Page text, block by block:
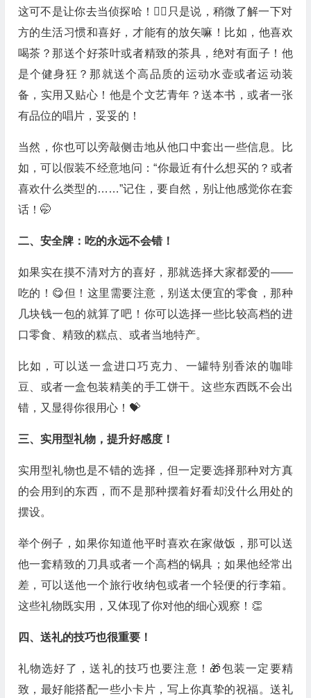
这可不是让你去当侦探哈！🙅‍♀️只是说，稍微了解一下对
方的生活习惯和喜好，才能有的放矢嘛！比如，他喜欢
喝茶？那送个好茶叶或者精致的茶具，绝对有面子！他
是个健身狂？那就送个高品质的运动水壶或者运动装
备，实用又贴心！他是个文艺青年？送本书，或者一张
有品位的唱片，妥妥的！
当然，你也可以旁敲侧击地从他口中套出一些信息。比
如，可以假装不经意地问：“你最近有什么想买的？或者
喜欢什么类型的……”记住，要自然，别让他感觉你在套
话！🤭
二、安全牌：吃的永远不会错！
如果实在摸不清对方的喜好，那就选择大家都爱的——
吃的！😋但！这里需要注意，别送太便宜的零食，那种
几块钱一包的就算了吧！你可以选择一些比较高档的进
口零食、精致的糕点、或者当地特产。
比如，可以送一盒进口巧克力、一罐特别香浓的咖啡
豆、或者一盒包装精美的手工饼干。这些东西既不会出
错，又显得你很用心！💝
三、实用型礼物，提升好感度！
实用型礼物也是不错的选择，但一定要选择那种对方真
的会用到的东西，而不是那种摆着好看却没什么用处的
摆设。
举个例子，如果你知道他平时喜欢在家做饭，那可以送
他一套精致的刀具或者一个高档的锅具；如果他经常出
差，可以送他一个旅行收纳包或者一个轻便的行李箱。
这些礼物既实用，又体现了你对他的细心观察！👏
四、送礼的技巧也很重要！
礼物选好了，送礼的技巧也要注意！🎁包装一定要精
致，最好能搭配一些小卡片，写上你真挚的祝福。送礼